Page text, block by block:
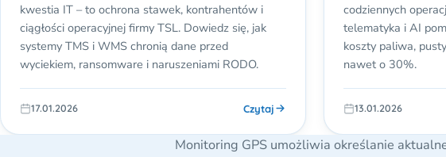
kwestia IT – to ochrona stawek, kontrahentów i
ciągłości operacyjnej firmy TSL. Dowiedz się, jak
systemy TMS i WMS chronią dane przed
wyciekiem, ransomware i naruszeniami RODO.
17.01.2026 Czytaj
codziennych
telematyka i AI
koszty paliwa,
nawet o 30%.
13.01.2026
Monitoring GPS umożliwia określanie